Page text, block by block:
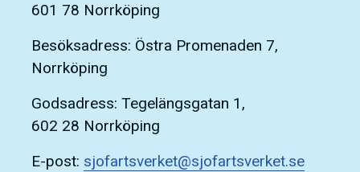
601 78 Norrköping
Besöksadress: Östra Promenaden 7,
Norrköping
Godsadress: Tegelängsgatan 1,
602 28 Norrköping
E-post: sjofartsverket@sjofartsverket.se